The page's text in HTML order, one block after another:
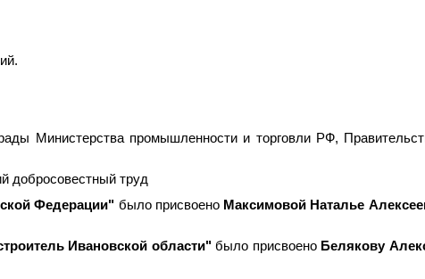
Министерства промышленности и торговли РФ,
добросовестный труд
Федерации" было присвоено Максимовой Наталье
Ивановской области"было присвоено Белякову